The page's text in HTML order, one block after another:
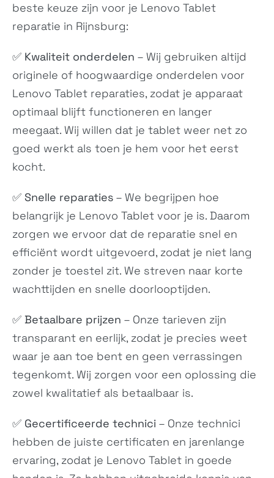
Yoga Tab Plus Legion Y700 (2025)
Legion Tab Tab K11 Plus
Tab Plus Tab M11
N/A
beste keuze zijn voor je Lenovo Tablet
reparatie in Rijnsburg:
✅ Kwaliteit onderdelen – Wij gebruiken altijd
originele of hoogwaardige onderdelen voor
Lenovo Tablet reparaties, zodat je apparaat
optimaal blijft functioneren en langer
meegaat. Wij willen dat je tablet weer net zo
goed werkt als toen je hem voor het eerst
kocht.
✅ Snelle reparaties– We begrijpen hoe
belangrijk je Lenovo Tablet voor je is. Daarom
zorgen we ervoor dat de reparatie snel en
efficiënt wordt uitgevoerd, zodat je niet lang
zonder je toestel zit. We streven naar korte
wachttijden en snelle doorlooptijden.
✅ Betaalbare prijzen – Onze tarieven zijn
transparant en eerlijk, zodat je precies weet
waar je aan toe bent en geen verrassingen
tegenkomt. Wij zorgen voor een oplossing die
zowel kwalitatief als betaalbaar is.
✅Gecertificeerde technici– Onze technici
hebben de juiste certificaten en jarenlange
ervaring, zodat je Lenovo Tablet in goede